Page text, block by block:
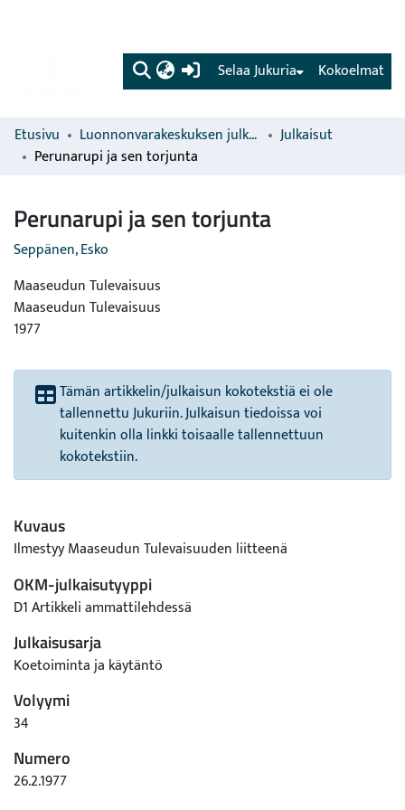
(current) Kokoelmat
Selaa Jukuria
Etusivu Luonnonvarakeskuksen julkaisut
Julkaisut
Perunarupi ja sen torjunta
Perunarupi ja sen torjunta
Seppänen, Esko
Maaseudun Tulevaisuus
Maaseudun Tulevaisuus
1977
Tämän artikkelin/julkaisun kokotekstiä ei ole
tallennettu Jukuriin. Julkaisun tiedoissa voi
kuitenkin olla linkki toisaalle tallennettuun
kokotekstiin.
Kuvaus
Ilmestyy Maaseudun Tulevaisuuden liitteenä
OKM-julkaisutyyppi
D1 Artikkeli ammattilehdessä
Julkaisusarja
Koetoiminta ja käytäntö
Volyymi
34
Numero
26.2.1977